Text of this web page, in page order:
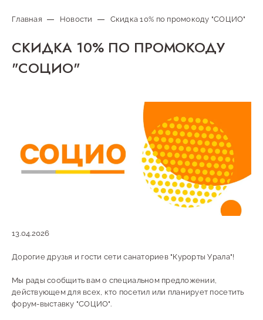
Главная Новости Скидка 10% по промокоду "СОЦИО"
СКИДКА 10% ПО ПРОМОКОДУ
"СОЦИО"
13.04.2026
Дорогие друзья и гости сети санаториев "Курорты Урала"!
Мы рады сообщить вам о специальном предложении,
действующем для всех, кто посетил или планирует посетить
форум-выставку "СОЦИО".